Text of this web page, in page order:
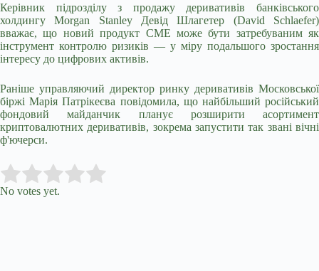
Керівник підрозділу з продажу деривативів банківського
холдингу Morgan Stanley Девід Шлагетер (David Schlaefer)
вважає, що новий продукт CME може бути затребуваним як
інструмент контролю ризиків — у міру подальшого зростання
інтересу до цифрових активів.
Раніше управляючий директор ринку деривативів Московської
біржі Марія Патрікеєва повідомила, що найбільший російський
фондовий майданчик планує розширити асортимент
криптовалютних деривативів, зокрема запустити так звані вічні
ф'ючерси.
Rate this item:
No votes yet.